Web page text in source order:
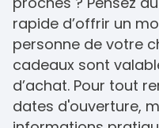
rapide d’offrir un
personne de votre
cadeaux sont
d’achat. Pour tout
dates d'ouverture,